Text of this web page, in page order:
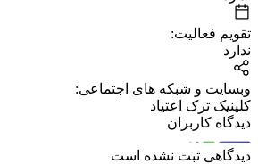
تقویم فعالیت:
ندارد
وبسایت و شبکه های اجتماعی:
کلینیک ترک اعتیاد
دیدگاه کاربران
دیدگاهی ثبت نشده است